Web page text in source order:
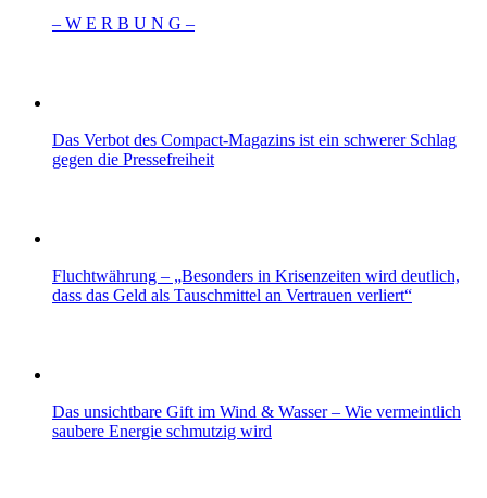
– W Ε R Β U Ν G –
Das Verbot des Compact-Magazins ist ein schwerer Schlag
gegen die Pressefreiheit
Fluchtwährung – „Besonders in Krisenzeiten wird deutlich,
dass das Geld als Tauschmittel an Vertrauen verliert“
Das unsichtbare Gift im Wind & Wasser – Wie vermeintlich
saubere Energie schmutzig wird